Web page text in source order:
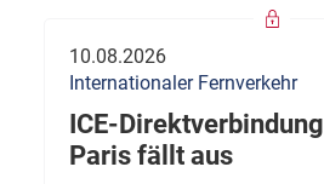
10.08.2026
Internationaler Fernverkehr
ICE-
Paris fällt aus